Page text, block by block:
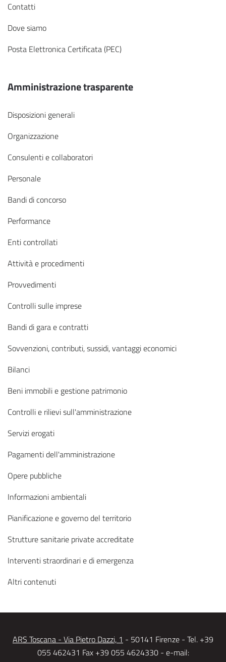
Contatti
Dove siamo
Posta Elettronica Certificata (PEC)
Amministrazione trasparente
Disposizioni generali
Organizzazione
Consulenti e collaboratori
Personale
Bandi di concorso
Performance
Enti controllati
Attività e procedimenti
Provvedimenti
Controlli sulle imprese
Bandi di gara e contratti
Sovvenzioni, contributi, sussidi, vantaggi economici
Bilanci
Beni immobili e gestione patrimonio
Controlli e rilievi sull'amministrazione
Servizi erogati
Pagamenti dell'amministrazione
Opere pubbliche
Informazioni ambientali
Pianificazione e governo del territorio
Strutture sanitarie private accreditate
Interventi straordinari e di emergenza
Altri contenuti
ARS Toscana - Via Pietro Dazzi, 1 - 50141 Firenze - Tel. +39
055 462431 Fax +39 055 4624330 - e-mail: